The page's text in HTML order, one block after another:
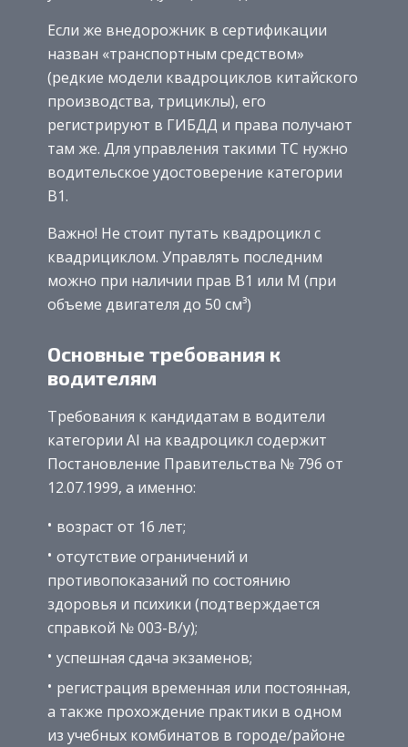
Если же внедорожник в сертификации
назван «транспортным средством»
(редкие модели квадроциклов китайского
производства, трициклы), его
регистрируют в ГИБДД и права получают
там же. Для управления такими ТС нужно
водительское удостоверение категории
B1.
Важно! Не стоит путать квадроцикл с
квадрициклом. Управлять последним
можно при наличии прав B1 или M (при
объеме двигателя до 50 см³)
Основные требования к
водителям
Требования к кандидатам в водители
категории AI на квадроцикл содержит
Постановление Правительства № 796 от
12.07.1999, а именно:
возраст от 16 лет;
отсутствие ограничений и
противопоказаний по состоянию
здоровья и психики (подтверждается
справкой № 003-В/у);
успешная сдача экзаменов;
регистрация временная или постоянная,
а также прохождение практики в одном
из учебных комбинатов в городе/районе